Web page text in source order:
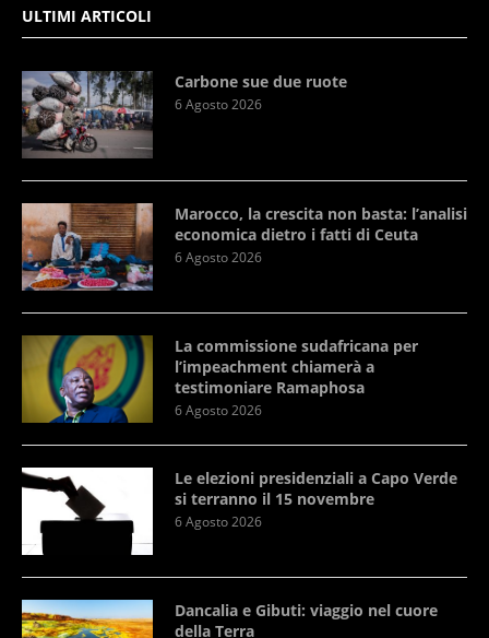
ULTIMI ARTICOLI
Carbone sue due ruote
6 Agosto 2026
Marocco, la crescita non basta: l’analisi
economica dietro i fatti di Ceuta
6 Agosto 2026
La commissione sudafricana per
l’impeachment chiamerà a
testimoniare Ramaphosa
6 Agosto 2026
Le elezioni presidenziali a Capo Verde
si terranno il 15 novembre
6 Agosto 2026
Dancalia e Gibuti: viaggio nel cuore
della Terra